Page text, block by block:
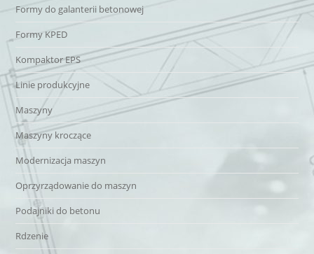
Formy do galanterii betonowej
Formy KPED
Kompaktor EPS
Linie produkcyjne
Maszyny
Maszyny kroczące
Modernizacja maszyn
Oprzyrządowanie do maszyn
Podajniki do betonu
Rdzenie